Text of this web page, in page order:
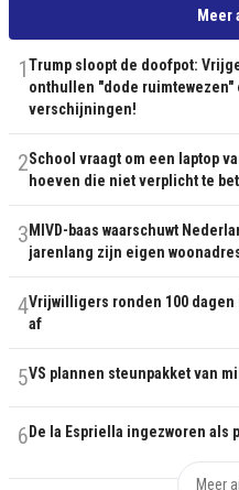
Meer
1Trump sloopt de doofpot:
onthullen "dode ruimtewezen"
verschijningen!
2School vraagt om een laptop
hoeven die niet verplicht te
3 MIVD-baas waarschuwt
jarenlang zijn eigen
4Vrijwilligers ronden 100
af
5VS plannen steunpakket van
6 De la Espriella ingezworen als
Meer